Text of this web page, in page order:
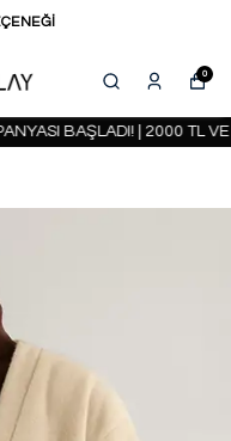
0
BAŞLADI! | 2000 TL VE